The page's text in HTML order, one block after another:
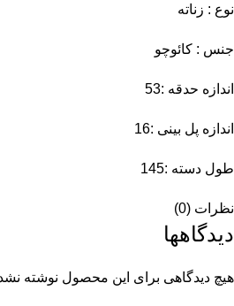
نوع : زناته
جنس : کائوچو
اندازه حدقه :53
اندازه پل بینی :16
طول دسته :145
نظرات (0)
دیدگاهها
هیچ دیدگاهی برای این محصول نوشته